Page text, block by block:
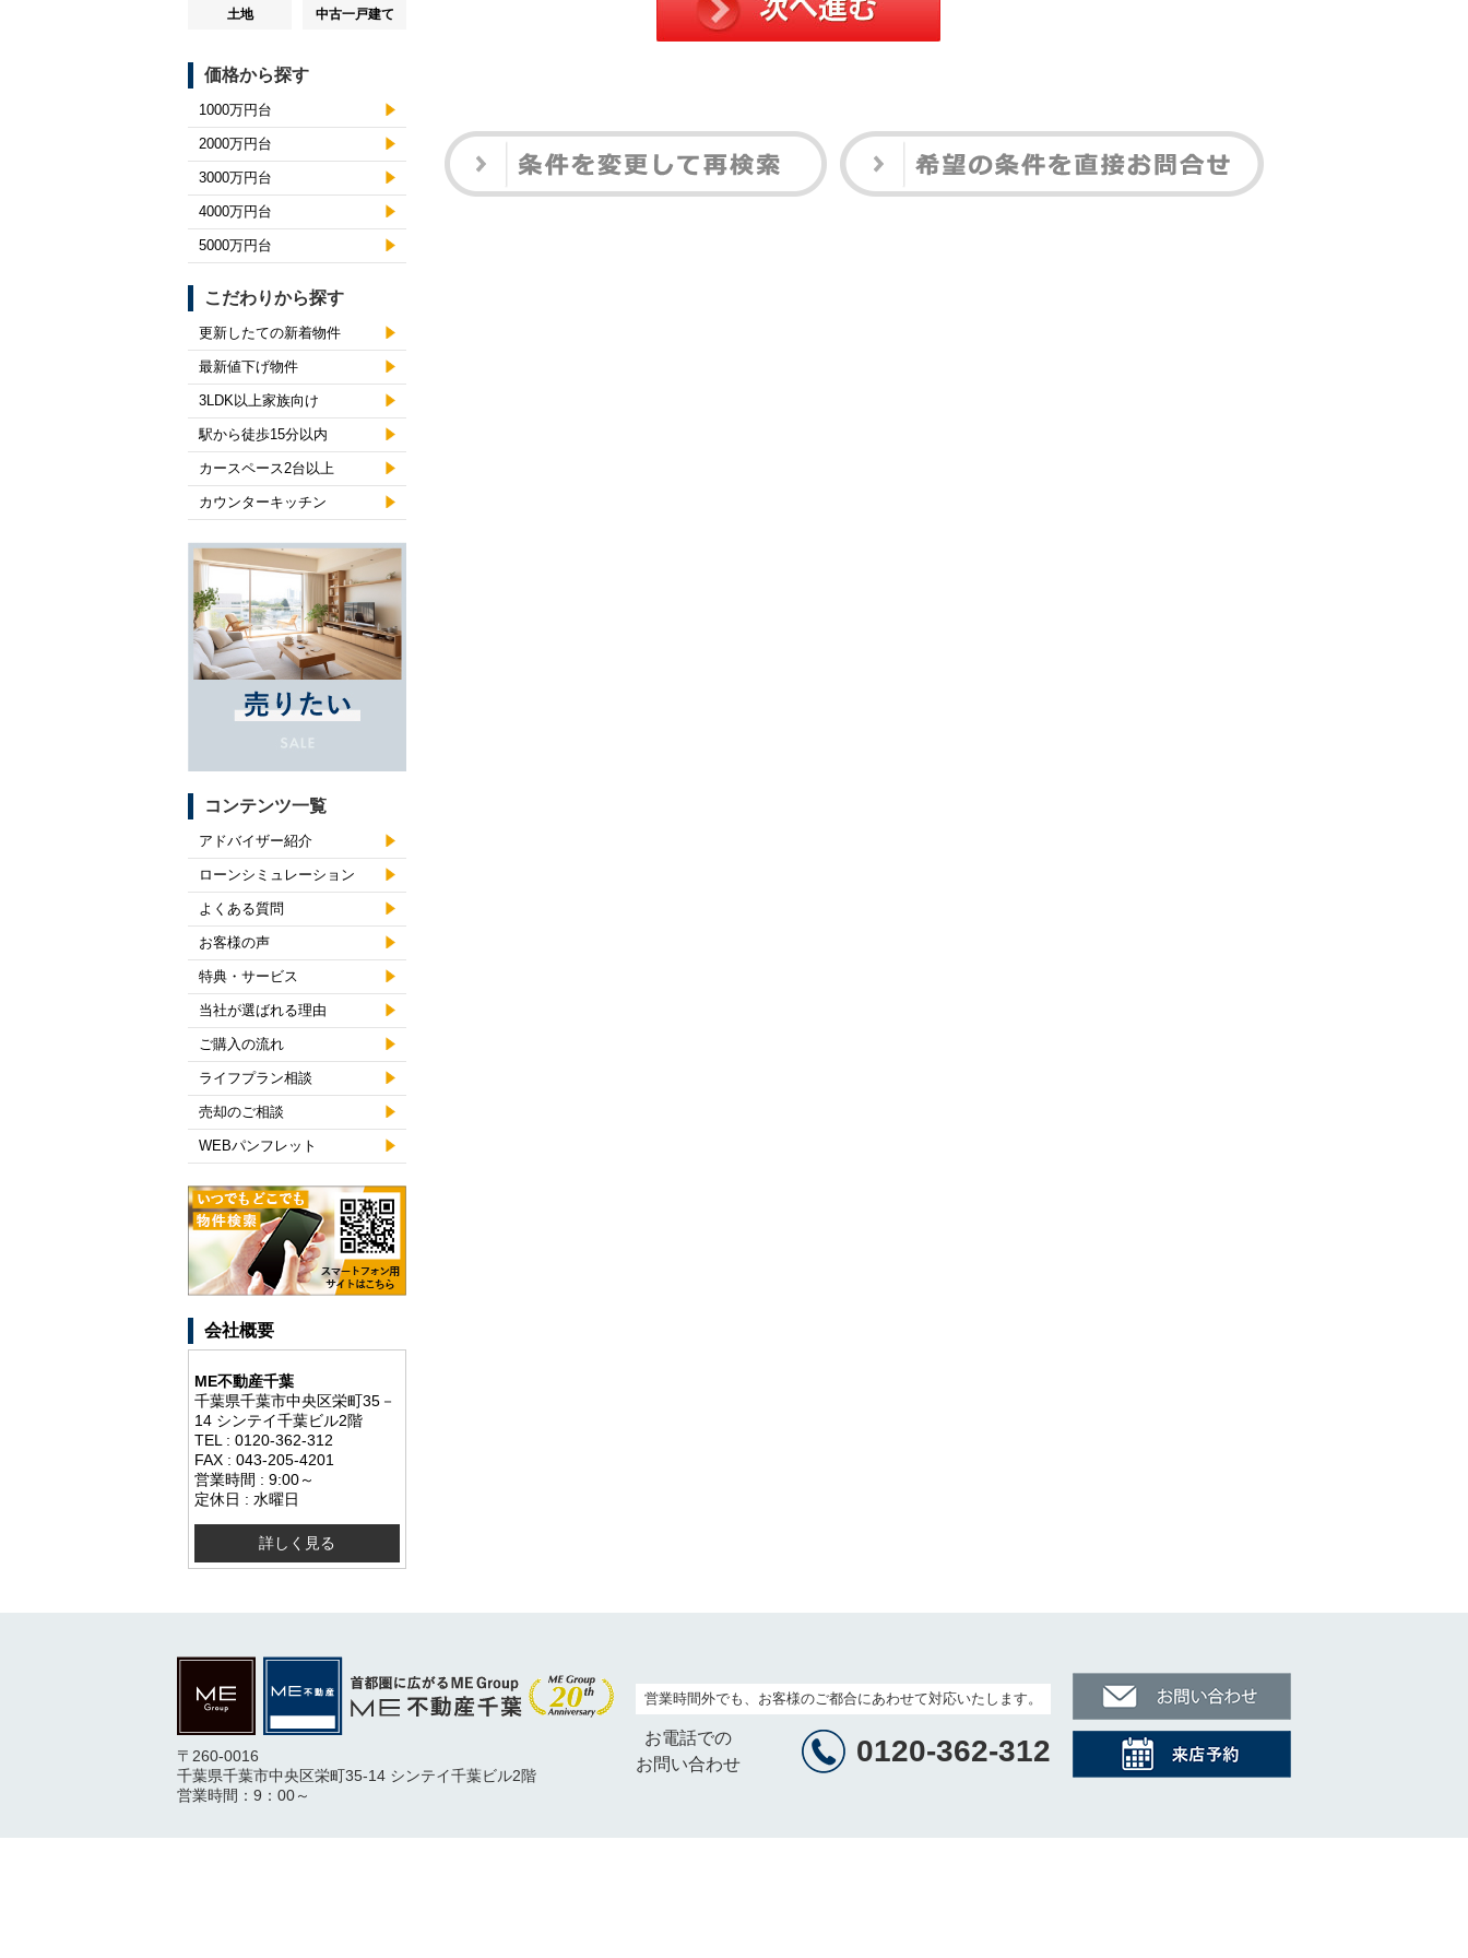
土地 中古一戸建て
価格から探す
1000万円台
2000万円台
3000万円台
4000万円台
5000万円台
こだわりから探す
更新したての新着物件
最新値下げ物件
3LDK以上家族向け
駅から徒歩15分以内
カースペース2台以上
カウンターキッチン
コンテンツ一覧
アドバイザー紹介
ローンシミュレーション
よくある質問
お客様の声
特典・サービス
当社が選ばれる理由
ご購入の流れ
ライフプラン相談
売却のご相談
WEBパンフレット
会社概要
ME不動産千葉
千葉県千葉市中央区栄町35－
14 シンテイ千葉ビル2階
TEL : 0120-362-312
FAX : 043-205-4201
営業時間 : 9:00～
定休日 : 水曜日
詳しく見る
〒260-0016
千葉県千葉市中央区栄町35-14 シンテイ千葉ビル2階
営業時間：9：00～
営業時間外でも、お客様のご都合にあわせて対応いたします。
お電話での
お問い合わせ
0120-362-312